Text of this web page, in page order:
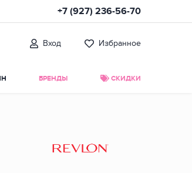
+7 (927) 236-56-70
Вход Избранное
БРЕНДЫ СКИДКИ